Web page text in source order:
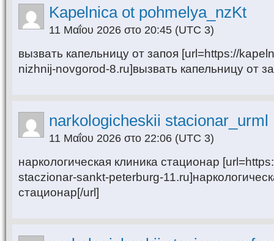
Kapelnica ot pohmelya_nzKt
11 Μαΐου 2026 στο 20:45 (UTC 3)
вызвать капельницу от запоя [url=https://
nizhnij-novgorod-8.ru]вызвать капельницу от
narkologicheskii stacionar_urml
11 Μαΐου 2026 στο 22:06 (UTC 3)
наркологическая клиника стационар
staczionar-sankt-peterburg-
стационар[/url]